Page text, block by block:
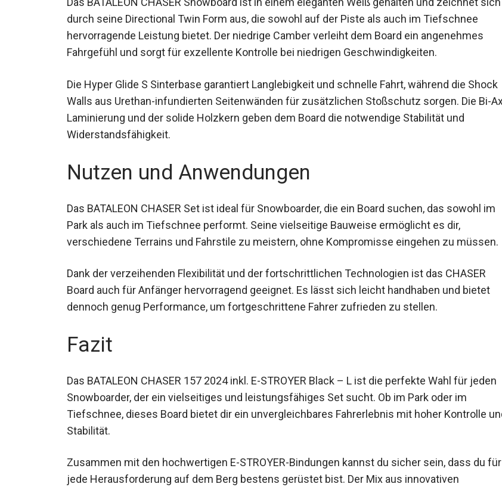
durch seine Directional Twin Form aus, die sowohl auf der Piste als auch im Tiefschnee
hervorragende Leistung bietet. Der niedrige Camber verleiht dem Board ein angenehmes
Fahrgefühl und sorgt für exzellente Kontrolle bei niedrigen Geschwindigkeiten.
Die Hyper Glide S Sinterbase garantiert Langlebigkeit und schnelle Fahrt, während die Shock
Walls aus Urethan-infundierten Seitenwänden für zusätzlichen Stoßschutz sorgen. Die Bi-
Ax-Laminierung und der solide Holzkern geben dem Board die notwendige Stabilität und
Widerstandsfähigkeit.
Nutzen und Anwendungen
Das BATALEON CHASER Set ist ideal für Snowboarder, die ein Board suchen, das sowohl im
Park als auch im Tiefschnee performt. Seine vielseitige Bauweise ermöglicht es dir,
verschiedene Terrains und Fahrstile zu meistern, ohne Kompromisse eingehen zu müssen.
Dank der verzeihenden Flexibilität und der fortschrittlichen Technologien ist das CHASER
Board auch für Anfänger hervorragend geeignet. Es lässt sich leicht handhaben und bietet
dennoch genug Performance, um fortgeschrittene Fahrer zufrieden zu stellen.
Fazit
Das BATALEON CHASER 157 2024 inkl. E-STROYER Black – L ist die perfekte Wahl für jeden
Snowboarder, der ein vielseitiges und leistungsfähiges Set sucht. Ob im Park oder im
Tiefschnee, dieses Board bietet dir ein unvergleichbares Fahrerlebnis mit hoher Kontrolle
und Stabilität.
Zusammen mit den hochwertigen E-STROYER-Bindungen kannst du sicher sein, dass du für
jede Herausforderung auf dem Berg bestens gerüstet bist. Der Mix aus innovativen